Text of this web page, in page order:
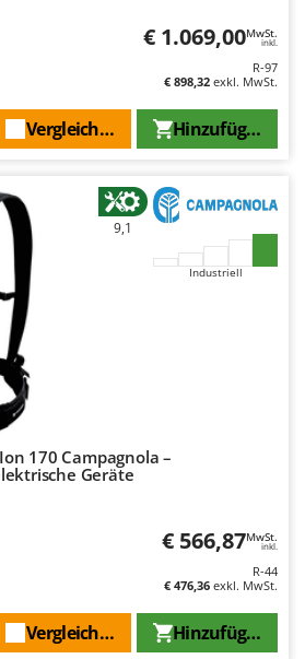
€ 1.069,00MwSt.
inkl.
R-97
€ 898,32 exkl. MwSt.
Hinzufügen
Vergleichen Sie
9,1
Industriell
170 Campagnola –
Geräte
€ 566,87MwSt.
inkl.
R-44
€ 476,36 exkl. MwSt.
Hinzufügen
Vergleichen Sie